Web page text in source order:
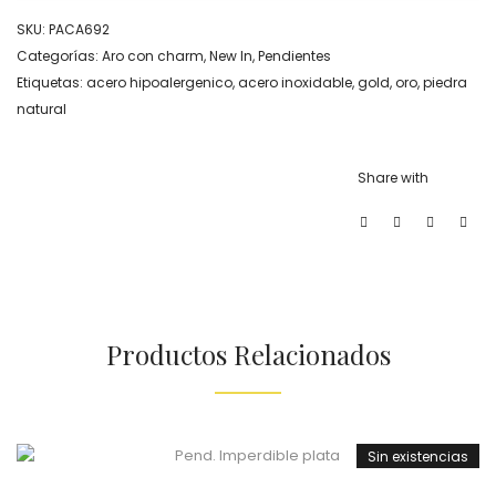
SKU: PACA692
Categorías: Aro con charm,New In,Pendientes
Etiquetas: acero hipoalergenico,acero inoxidable,gold,oro,piedra
natural
Share with
Productos Relacionados
Sin existencias